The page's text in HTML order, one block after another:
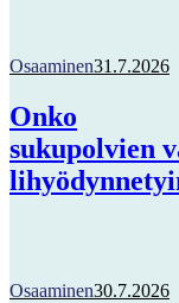
Osaaminen31.7.2026
Onko
sukupolvien
Osaaminen30.7.2026